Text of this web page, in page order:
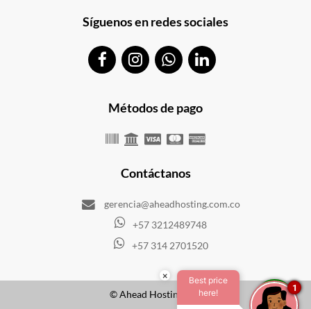
Síguenos en redes sociales
Métodos de pago
Contáctanos
gerencia@aheadhosting.com.co
+57 3212489748
+57 314 2701520
© Ahead Hosting SAS
×
Best price
here!
1